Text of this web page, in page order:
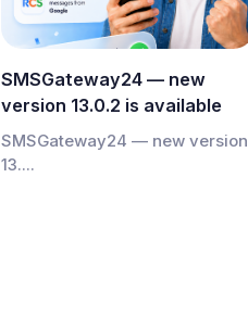
SMSGateway24 — new
version 13.0.2 is available
SMSGateway24 — new version
13....